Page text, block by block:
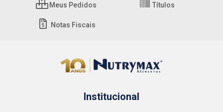
Meus Pedidos Títulos
Notas Fiscais
Institucional